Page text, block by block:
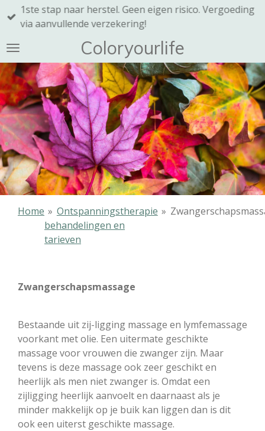
Ga
direct
de
hoofdinhoud
Coloryourlife
1ste stap naar herstel. Geen eigen risico. Vergoeding
via aanvullende verzekering!
Home » Ontspanningstherapie
behandelingen en
tarieven
»
Zwangerschapsmassage
Bestaande uit zij-ligging massage en lymfemassage
voorkant met olie. Een uitermate geschikte
massage voor vrouwen die zwanger zijn. Maar
tevens is deze massage ook zeer geschikt en
heerlijk als men niet zwanger is. Omdat een
zijligging heerlijk aanvoelt en daarnaast als je
minder makkelijk op je buik kan liggen dan is dit
ook een uiterst geschikte massage.